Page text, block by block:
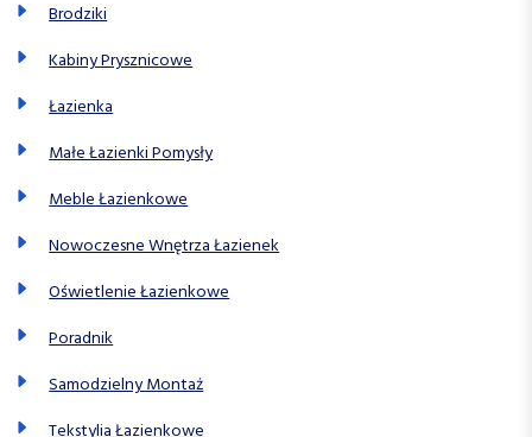
Brodziki
Kabiny Prysznicowe
Łazienka
Małe Łazienki Pomysły
Meble Łazienkowe
Nowoczesne Wnętrza Łazienek
Oświetlenie Łazienkowe
Poradnik
Samodzielny Montaż